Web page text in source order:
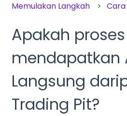
Memulakan Langkah
Apakah
mendapatkan
Langsung
Trading Pit?